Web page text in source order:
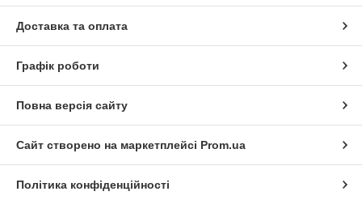
Доставка та оплата
Графік роботи
Повна версія сайту
Сайт створено на маркетплейсі Prom.ua
Політика конфіденційності